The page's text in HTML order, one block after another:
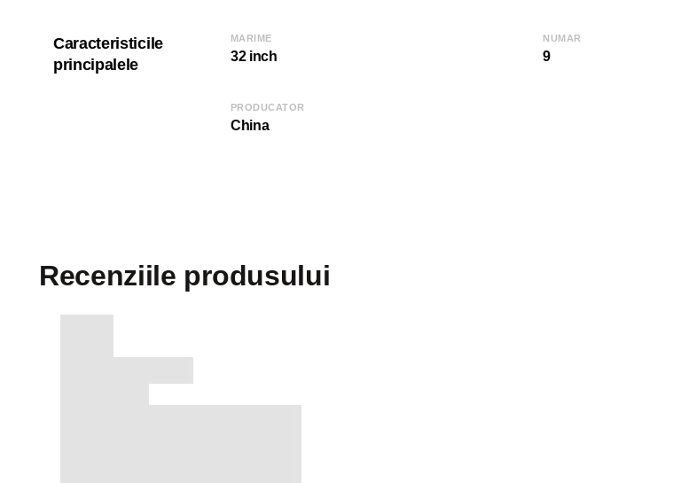
Caracteristicile
principalele
MARIME
32 inch
NUMAR
9
PRODUCATOR
China
Recenziile produsului